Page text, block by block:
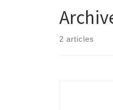
2 articles